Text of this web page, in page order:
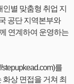
별 맞춤형 취업 지
공단 지역본부와
연계하여 운영하는
를
상 면접을 거쳐 최